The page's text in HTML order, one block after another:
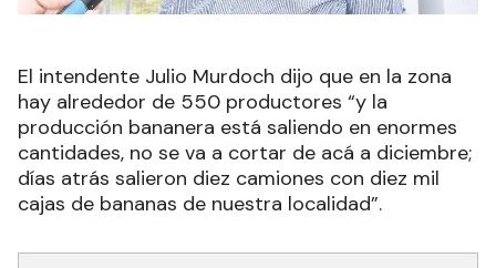
El intendente Julio Murdoch dijo que en la zona
hay alrededor de 550 productores “y la
producción bananera está saliendo en enormes
cantidades, no se va a cortar de acá a diciembre;
días atrás salieron diez camiones con diez mil
cajas de bananas de nuestra localidad”.